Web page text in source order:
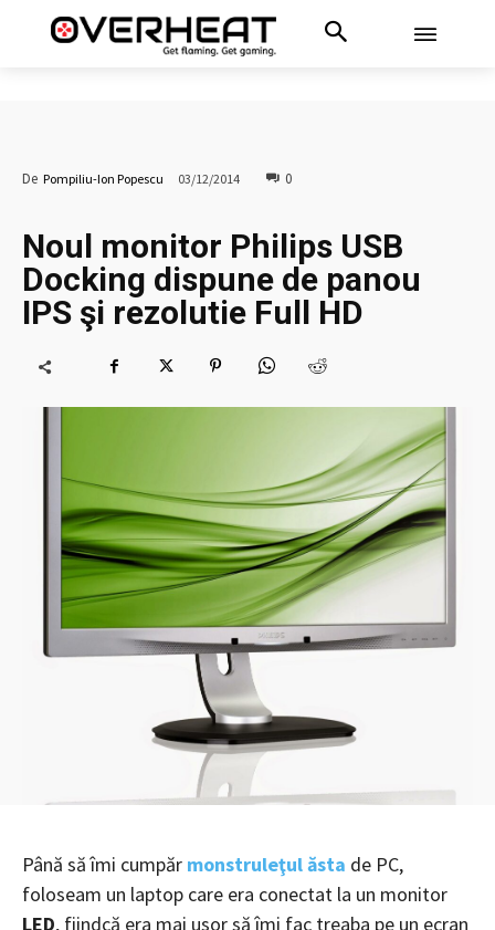
De Pompiliu-Ion Popescu 03/12/2014 0
Noul monitor Philips USB
Docking dispune de panou
IPS şi rezolutie Full HD
Până să îmi cumpăr monstruleţul ăsta de PC,
foloseam un laptop care era conectat la un monitor
LED, fiindcă era mai usor să îmi fac treaba pe un ecran